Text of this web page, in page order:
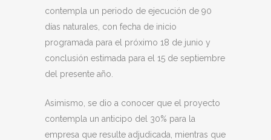
contempla un periodo de ejecución de 90
días naturales, con fecha de inicio
programada para el próximo 18 de junio y
conclusión estimada para el 15 de septiembre
del presente año.
Asimismo, se dio a conocer que el proyecto
contempla un anticipo del 30% para la
empresa que resulte adjudicada, mientras que